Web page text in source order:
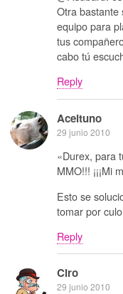
Otra bastante
equipo para
tus
cabo tú
Reply
Aceituno
29 junio 2010
«Durex, para
MMO!!! ¡¡¡Mi
Esto se
tomar por
Reply
Ciro
29 junio 2010